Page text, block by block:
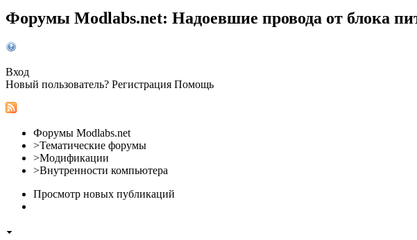
Форумы Modlabs.net: Надоевшие провода от блока
Вход
Новый пользователь? Регистрация Помощь
Форумы Modlabs.net
>Тематические форумы
>Модификации
>Внутренности компьютера
Просмотр новых публикаций